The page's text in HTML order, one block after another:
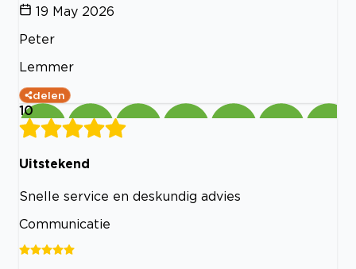
19 May 2026
Peter
Lemmer
delen
10
Uitstekend
Snelle service en deskundig advies
Communicatie